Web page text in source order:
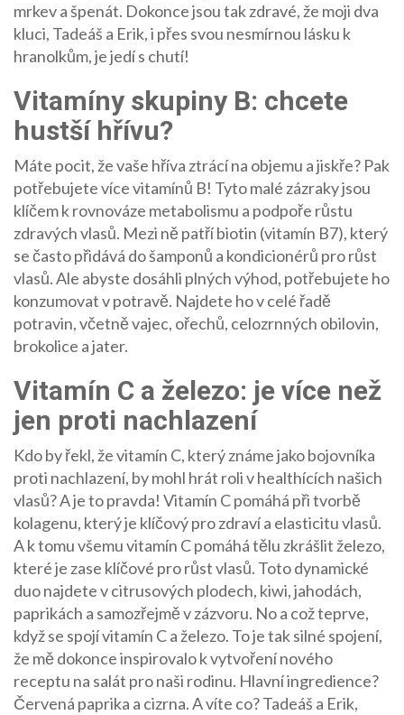
mrkev a špenát. Dokonce jsou tak zdravé, že moji dva
kluci, Tadeáš a Erik, i přes svou nesmírnou lásku k
hranolkům, je jedí s chutí!
Vitamíny skupiny B: chcete
hustší hřívu?
Máte pocit, že vaše hříva ztrácí na objemu a jiskře? Pak
potřebujete více vitamínů B! Tyto malé zázraky jsou
klíčem k rovnováze metabolismu a podpoře růstu
zdravých vlasů. Mezi ně patří biotin (vitamín B7), který
se často přidává do šamponů a kondicionérů pro růst
vlasů. Ale abyste dosáhli plných výhod, potřebujete ho
konzumovat v potravě. Najdete ho v celé řadě
potravin, včetně vajec, ořechů, celozrnných obilovin,
brokolice a jater.
Vitamín C a železo: je více než
jen proti nachlazení
Kdo by řekl, že vitamín C, který známe jako bojovníka
proti nachlazení, by mohl hrát roli v healthících našich
vlasů? A je to pravda! Vitamín C pomáhá při tvorbě
kolagenu, který je klíčový pro zdraví a elasticitu vlasů.
A k tomu všemu vitamín C pomáhá tělu zkrášlit železo,
které je zase klíčové pro růst vlasů. Toto dynamické
duo najdete v citrusových plodech, kiwi, jahodách,
paprikách a samozřejmě v zázvoru. No a což teprve,
když se spojí vitamín C a železo. To je tak silné spojení,
že mě dokonce inspirovalo k vytvoření nového
receptu na salát pro naši rodinu. Hlavní ingredience?
Červená paprika a cizrna. A víte co? Tadeáš a Erik,